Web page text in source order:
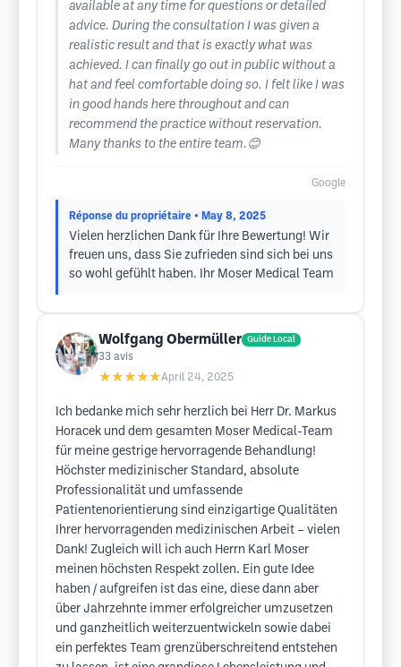
available at any time for questions or detailed
advice. During the consultation I was given a
realistic result and that is exactly what was
achieved. I can finally go out in public without a
hat and feel comfortable doing so. I felt like I was
in good hands here throughout and can
recommend the practice without reservation.
Many thanks to the entire team.😊
Google
Réponse du propriétaire • May 8, 2025
Vielen herzlichen Dank für Ihre Bewertung! Wir
freuen uns, dass Sie zufrieden sind sich bei uns
so wohl gefühlt haben. Ihr Moser Medical Team
Wolfgang Obermüller Guide Local
33 avis
★★★★★April 24, 2025
Ich bedanke mich sehr herzlich bei Herr Dr. Markus
Horacek und dem gesamten Moser Medical-Team
für meine gestrige hervorragende Behandlung!
Höchster medizinischer Standard, absolute
Professionalität und umfassende
Patientenorientierung sind einzigartige Qualitäten
Ihrer hervorragenden medizinischen Arbeit – vielen
Dank! Zugleich will ich auch Herrn Karl Moser
meinen höchsten Respekt zollen. Ein gute Idee
haben / aufgreifen ist das eine, diese dann aber
über Jahrzehnte immer erfolgreicher umzusetzen
und ganzheitlich weiterzuentwickeln sowie dabei
ein perfektes Team grenzüberschreitend entstehen